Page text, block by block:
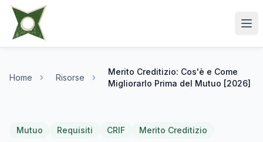
Home Risorse
Merito Creditizio: Cos'è e Come
Migliorarlo Prima del Mutuo [2026]
Mutuo Requisiti CRIF Merito Creditizio